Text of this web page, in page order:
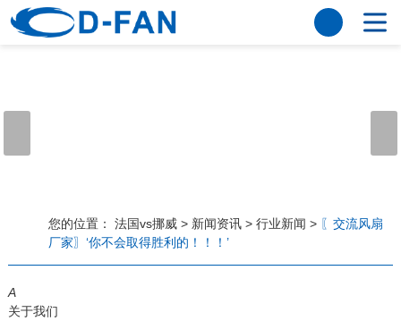
法国vs挪威
应用案例
工程案例
解决方案
新闻资讯
法国vs挪威
行业资讯
常见问题
您的位置： 法国vs挪威> 新闻资讯> 行业新闻 > 〖交流风扇
厂家〗‘你不会取得胜利的！！！’
A
关于我们